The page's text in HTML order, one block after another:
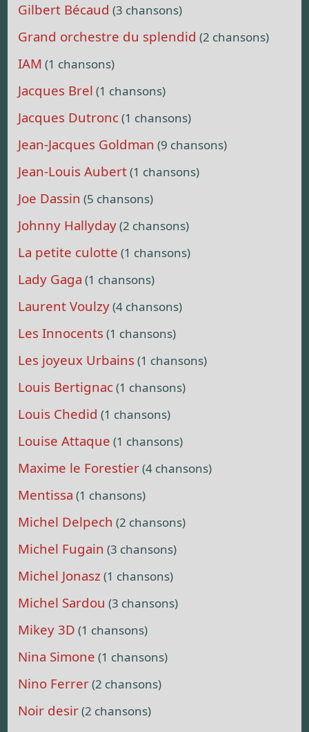
Gilbert Bécaud (3 chansons)
Grand orchestre du splendid (2 chansons)
IAM (1 chansons)
Jacques Brel (1 chansons)
Jacques Dutronc(1 chansons)
Jean-Jacques Goldman (9 chansons)
Jean-Louis Aubert(1 chansons)
Joe Dassin (5 chansons)
Johnny Hallyday(2 chansons)
La petite culotte (1 chansons)
Lady Gaga (1 chansons)
Laurent Voulzy(4 chansons)
Les Innocents (1 chansons)
Les joyeux Urbains (1 chansons)
Louis Bertignac(1 chansons)
Louis Chedid (1 chansons)
Louise Attaque (1 chansons)
Maxime le Forestier(4 chansons)
Mentissa (1 chansons)
Michel Delpech (2 chansons)
Michel Fugain (3 chansons)
Michel Jonasz (1 chansons)
Michel Sardou (3 chansons)
Mikey 3D (1 chansons)
Nina Simone (1 chansons)
Nino Ferrer(2 chansons)
Noir desir(2 chansons)